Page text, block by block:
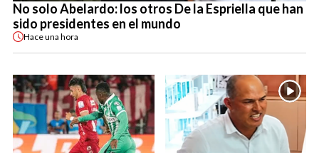
No solo Abelardo: los otros De la Espriella que han
sido presidentes en el mundo
Haceuna hora